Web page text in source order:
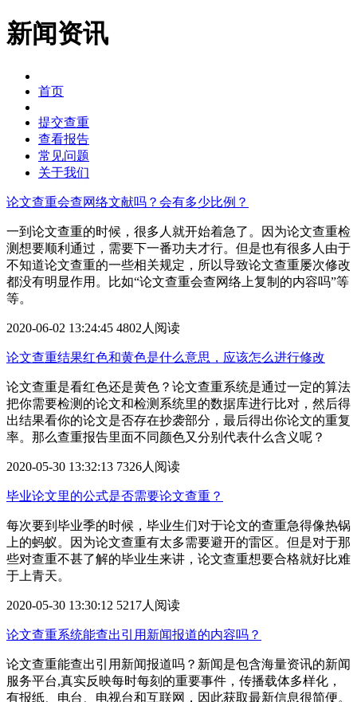
新闻资讯
首页
提交查重
查看报告
常见问题
关于我们
论文查重会查网络文献吗？会有多少比例？
一到论文查重的时候，很多人就开始着急了。因为论文查重检
测想要顺利通过，需要下一番功夫才行。但是也有很多人由于
不知道论文查重的一些相关规定，所以导致论文查重屡次修改
都没有明显作用。比如“论文查重会查网络上复制的内容吗”等
等。
2020-06-02 13:24:45 4802人阅读
论文查重结果红色和黄色是什么意思，应该怎么进行修改
论文查重是看红色还是黄色？论文查重系统是通过一定的算法
把你需要检测的论文和检测系统里的数据库进行比对，然后得
出结果看你的论文是否存在抄袭部分，最后得出你论文的重复
率。那么查重报告里面不同颜色又分别代表什么含义呢？
2020-05-30 13:32:13 7326人阅读
毕业论文里的公式是否需要论文查重？
每次要到毕业季的时候，毕业生们对于论文的查重急得像热锅
上的蚂蚁。因为论文查重​有太多需要避开的雷区。但是对于那
些对查重不甚了解的毕业生来讲，论文查重想要合格就好比难
于上青天。
2020-05-30 13:30:12 5217人阅读
论文查重系统能查出引用新闻报道的内容吗？
论文查重能查出引用新闻报道吗？新闻是包含海量资讯的新闻
服务平台,真实反映每时每刻的重要事件，传播载体多样化，
有报纸、电台、电视台和互联网，因此获取最新信息很简便。